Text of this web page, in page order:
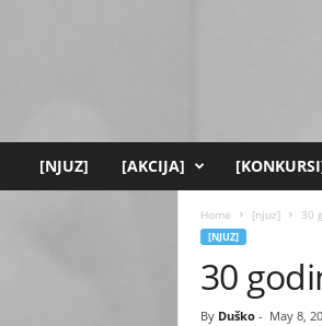
.
[NJUZ] [AKCIJA]
Home [njuz] 30
[NJUZ]
30
By Duško- May 8,